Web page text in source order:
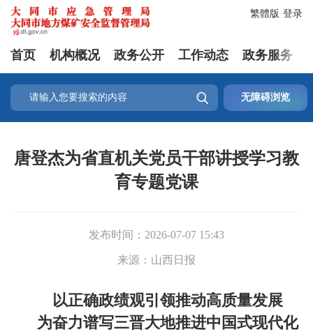
登录
繁體版
首页 机构概况 政务公开 工作动态 政务服务
 无障碍浏览
唐登杰为省直机关党员干部讲授学习教
育专题党课
发布时间： 2026-07-07 15:43
来源： 山西日报
以正确政绩观引领推动高质量发展
为奋力谱写三晋大地推进中国式现代化